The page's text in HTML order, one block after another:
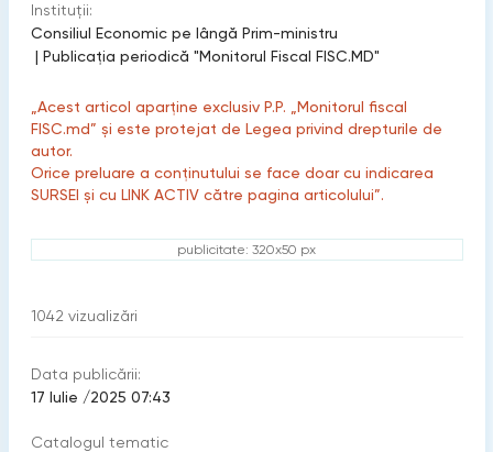
Instituții:
Consiliul Economic pe lângă Prim-ministru
| Publicaţia periodică "Monitorul Fiscal FISC.MD"
„Acest articol aparține exclusiv P.P. „Monitorul fiscal
FISC.md” și este protejat de Legea privind drepturile de
autor.
Orice preluare a conținutului se face doar cu indicarea
SURSEI și cu LINK ACTIV către pagina articolului”.
publicitate: 320x50 px
1042 vizualizări
Data publicării:
17 Iulie /2025 07:43
Catalogul tematic